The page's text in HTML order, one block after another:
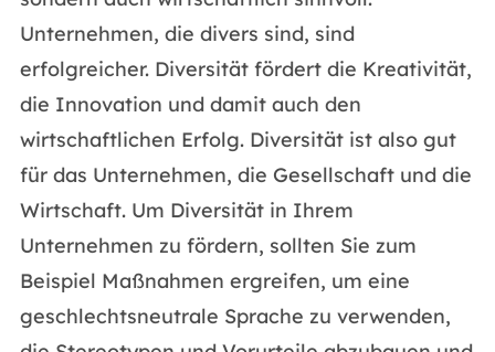
Unternehmen, die divers sind, sind
erfolgreicher. Diversität fördert die Kreativität,
die Innovation und damit auch den
wirtschaftlichen Erfolg. Diversität ist also gut
für das Unternehmen, die Gesellschaft und die
Wirtschaft. Um Diversität in Ihrem
Unternehmen zu fördern, sollten Sie zum
Beispiel Maßnahmen ergreifen, um eine
geschlechtsneutrale Sprache zu verwenden,